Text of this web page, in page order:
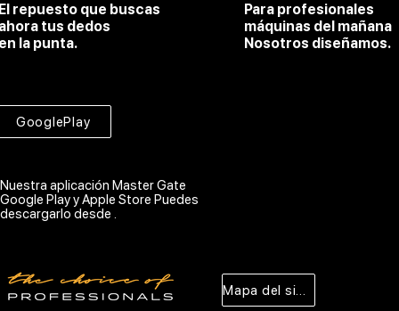
repuesto que buscas
tus dedos
la punta.
Para profesionales
máquinas del mañana
Nosotros diseñamos.
GooglePlay
Nuestra aplicación Master Gate
Google Play y Apple Store Puedes
descargarlo desde .
Mapa del sitio